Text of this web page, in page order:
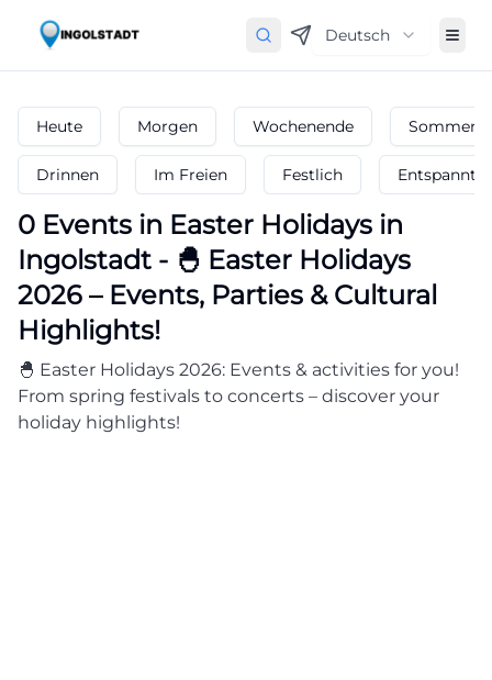
Deutsch
Heute Morgen Wochenende
Drinnen Im Freien Festlich Entspannt
0 Events in Easter Holidays in
Ingolstadt - 🐣 Easter Holidays
2026 – Events, Parties & Cultural
Highlights!
🐣 Easter Holidays 2026: Events & activities for you!
From spring festivals to concerts – discover your
holiday highlights!